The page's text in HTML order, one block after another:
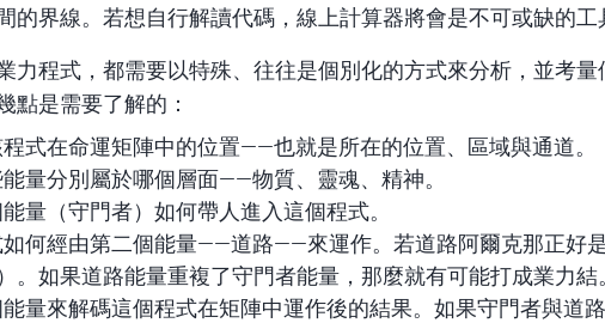
的界線。若想自行解讀代碼， 線上計算器將會是不可或缺的工
力程式，都需要以特殊、往往是個別化的方式來分析，並考
點是需要了解的：
式在命運矩陣中的位置——也就是所在的位置、區域與通道。
量分別屬於哪個層面——物質、靈魂、精神。
量（守門者）如何帶人進入這個程式。
何經由第二個能量——道路——來運作。若道路阿爾克那正好
。如果道路能量重複了守門者能量，那麼就有可能打成業力結
量來解碼這個程式在矩陣中運作後的結果。如果守門者與道